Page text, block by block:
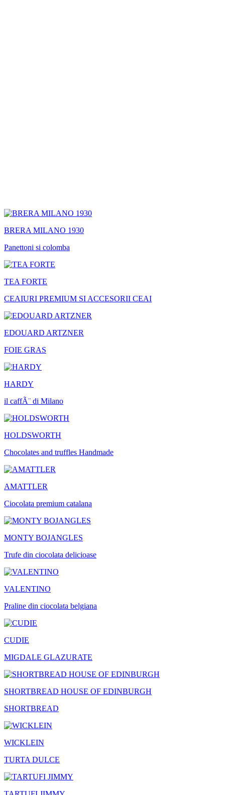
BRERA MILANO 1930
Panettoni si colomba
TEA FORTE
CEAIURI PREMIUM SI ACCESORII CEAI
EDOUARD ARTZNER
FOIE GRAS
HARDY
il caffÃ¨ di Milano
HOLDSWORTH
Chocolates and truffles Handmade
AMATTLER
Ciocolata premium catalana
MONTY BOJANGLES
Trufe din ciocolata delicioase
VALENTINO
Praline din ciocolata belgiana
CUDIE
MIGDALE GLAZURATE
SHORTBREAD HOUSE OF EDINBURGH
SHORTBREAD
WICKLEIN
TURTA DULCE